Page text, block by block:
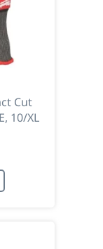
Cut
10/XL